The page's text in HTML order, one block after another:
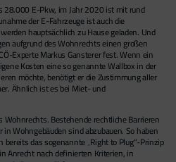
28.000 E-Pkw, im Jahr 2020 ist mit rund
der E-Fahrzeuge ist auch die
hauptsächlich zu Hause geladen. Und
aufgrund des Wohnrechts einen großen
Experte Markus Gansterer fest. Wenn ein
Kosten eine so genannte Wallbox in der
möchte, benötigt er die Zustimmung aller
Ähnlich ist es bei Miet- und
Wohnrechts. Bestehende rechtliche Barrieren
Wohngebäuden sind abzubauen. So haben
das sogenannte „Right to Plug“-Prinzip
Anrecht nach definierten Kriterien, in